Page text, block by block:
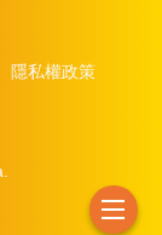
隱私權政策